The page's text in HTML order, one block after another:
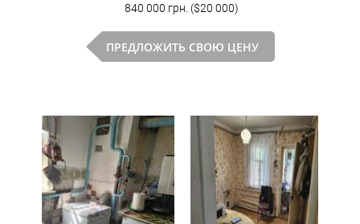
840 000 грн. ($20 000)
ПРЕДЛОЖИТЬ СВОЮ ЦЕНУ